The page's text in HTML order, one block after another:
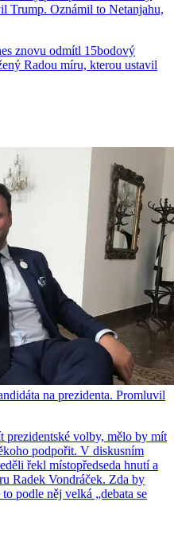
Trump. Oznámil to Netanjahu,
znovu odmítl 15bodový
Radou míru, kterou ustavil
na prezidenta. Promluvil
volby, mělo by mít
podpořit. V diskusním
řekl místopředseda hnutí a
Radek Vondráček. Zda by
podle něj velká „debata se